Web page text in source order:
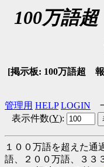
100万語
[掲示板: 100万語超
管理用 HELP LOGIN
表示件数(Y):
１００万語を超えた通
語、２００万語、３３